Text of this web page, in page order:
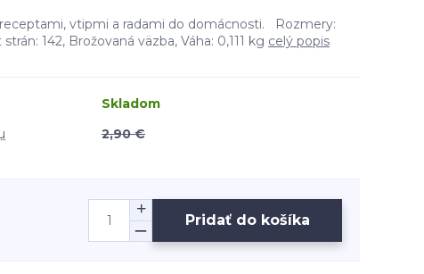
vtipmi a radami do domácnosti. Rozmery:
142, Brožovaná väzba, Váha: 0,111 kg celý popis
Skladom
2,90 €
Pridať do košíka